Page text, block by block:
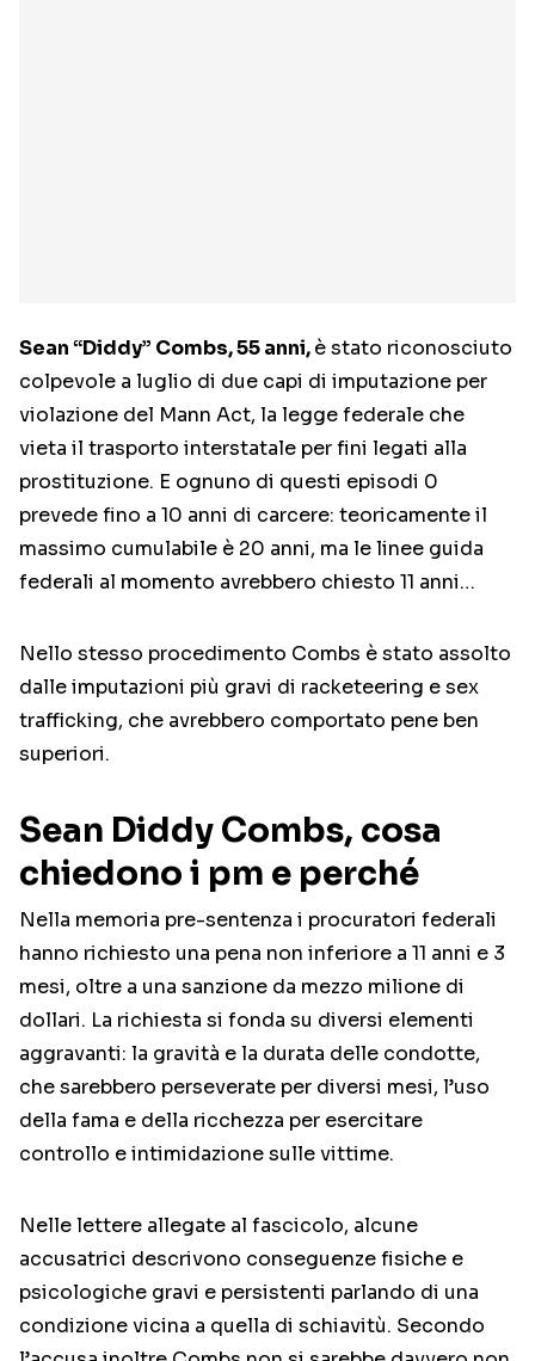
Sean “Diddy” Combs, 55 anni,è stato riconosciuto
colpevole a luglio di due capi di imputazione per
violazione del Mann Act, la legge federale che
vieta il trasporto interstatale per fini legati alla
prostituzione. E ognuno di questi episodi 0
prevede fino a 10 anni di carcere: teoricamente il
massimo cumulabile è 20 anni, ma le linee guida
federali al momento avrebbero chiesto 11 anni…
Nello stesso procedimento Combs è stato assolto
dalle imputazioni più gravi di racketeering e sex
trafficking, che avrebbero comportato pene ben
superiori.
Sean Diddy Combs, cosa
chiedono i pm e perché
Nella memoria pre-sentenza i procuratori federali
hanno richiesto una pena non inferiore a 11 anni e 3
mesi, oltre a una sanzione da mezzo milione di
dollari. La richiesta si fonda su diversi elementi
aggravanti: la gravità e la durata delle condotte,
che sarebbero perseverate per diversi mesi, l’uso
della fama e della ricchezza per esercitare
controllo e intimidazione sulle vittime.
Nelle lettere allegate al fascicolo, alcune
accusatrici descrivono conseguenze fisiche e
psicologiche gravi e persistenti parlando di una
condizione vicina a quella di schiavitù. Secondo